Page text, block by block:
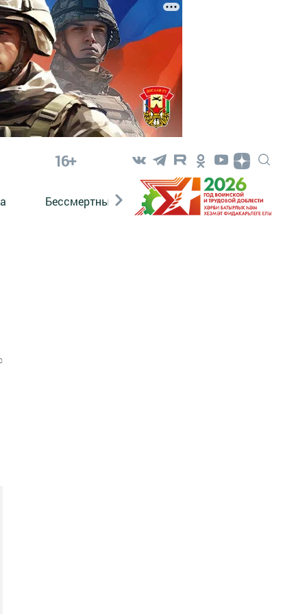
16+
Бессмертный полк. Кряшены